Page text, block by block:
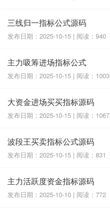
三线归一指标公式源码
发布日期：2025-10-15 | 阅读：940
主力吸筹进场指标公式
发布日期：2025-10-15 | 阅读：1003
大资金进场买买指标源码
发布日期：2025-10-15 | 阅读：1067
波段王买卖指标公式源码
发布日期：2025-10-15 | 阅读：831
主力活跃度资金指标源码
发布日期：2025-10-10 | 阅读：772